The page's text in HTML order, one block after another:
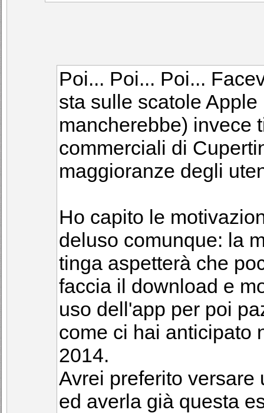
Poi... Poi... Poi...
sta sulle scatole
mancherebbe) invece
commerciali di
maggioranze degli
Ho capito le
deluso comunque: la
tinga aspetterà che
faccia il download e
uso dell'app per poi
come ci hai anticipato
2014.
Avrei preferito
ed averla già questa